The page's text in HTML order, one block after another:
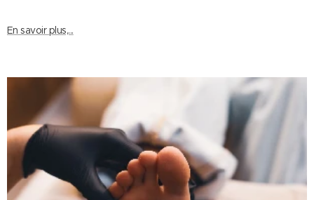
En savoir plus,...